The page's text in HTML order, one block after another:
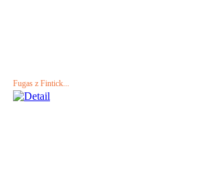
Fugas z Fintick...